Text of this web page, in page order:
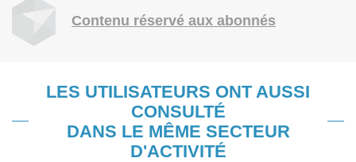
Contenu réservé aux abonnés
LES UTILISATEURS ONT AUSSI
CONSULTÉ
DANS LE MÊME SECTEUR
D'ACTIVITÉ